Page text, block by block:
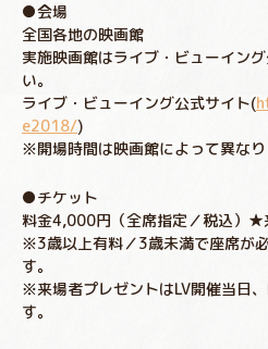
●会場
全国各地の映画館
実施映画館はライブ・ビューイン
い。
ライブ・ビューイング公式サイト(
e2018/)
※開場時間は映画館によって異なり
●チケット
料金4,000円（全席指定／税込）★
※3歳以上有料／3歳未満で座席が
す。
※来場者プレゼントはLV開催当日
す。